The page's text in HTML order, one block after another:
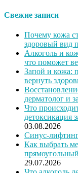
Свежие записи
Почему кожа
здоровый вид
Алкоголь и
что поможет
Запой и кожа:
вернуть
дерматолог и
Что
детоксикация
03.08.2026
Синус-
Как выбрать
29.07.2026